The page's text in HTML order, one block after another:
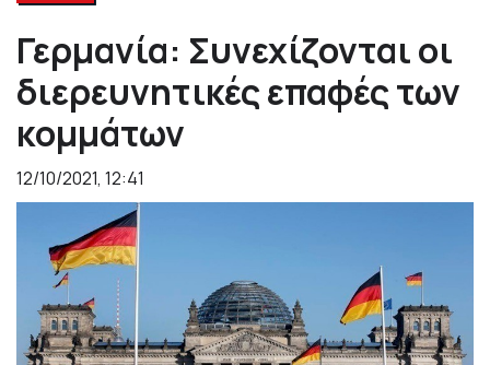
Γερμανία: Συνεχίζονται οι
διερευνητικές επαφές των
κομμάτων
12/10/2021, 12:41